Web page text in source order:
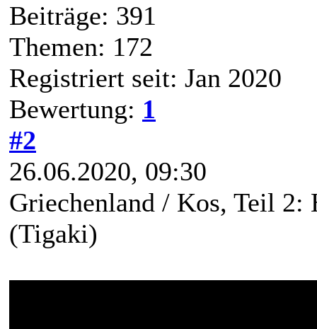
Beiträge: 391
Themen: 172
Registriert seit: Jan 2020
Bewertung: 1
#2
26.06.2020, 09:30
Griechenland / Kos, Teil 2:
(Tigaki)